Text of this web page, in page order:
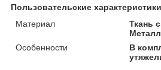
Пользовательские характеристики
Материал
Ткань
Металл
Особенности
В